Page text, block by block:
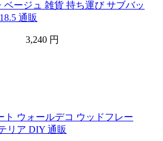
ベージュ 雑貨 持ち運び サブバッ
通販
3,240 円